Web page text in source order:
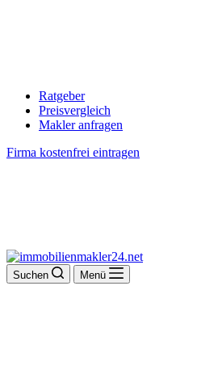
Ratgeber
Preisvergleich
Makler anfragen
Firma kostenfrei eintragen
Suchen Menü